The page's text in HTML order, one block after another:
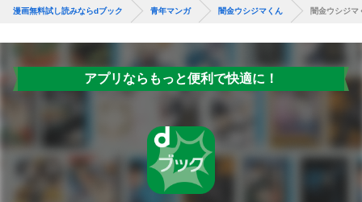
漫画無料試し読みならdブック 青年マンガ 闇金ウシジマくん 闇金ウシジマ
アプリならもっと便利で快適に！